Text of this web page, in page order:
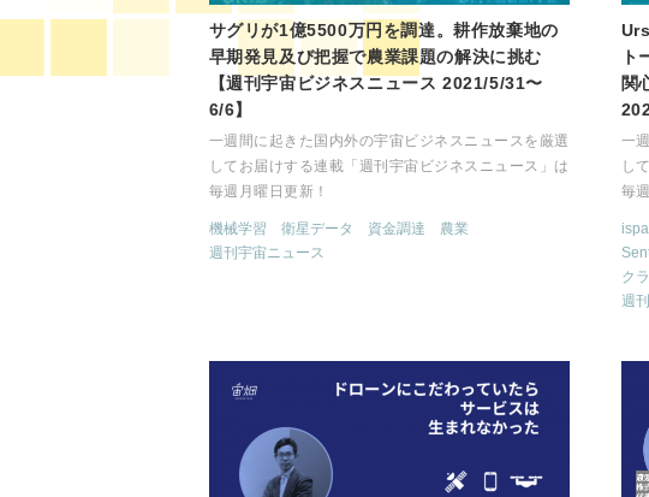
サグリが1億5500万円を調達。耕作放棄地の
早期発見及び把握で農業課題の解決に挑む
【週刊宇宙ビジネスニュース 2021/5/31〜
6/6】
一週間に起きた国内外の宇宙ビジネスニュースを厳選
してお届けする連載「週刊宇宙ビジネスニュース」は
毎週月曜日更新！
機械学習 衛星データ 資金調達
農業
週刊宇宙ニュース
ト
関
一
し
毎
ク
週